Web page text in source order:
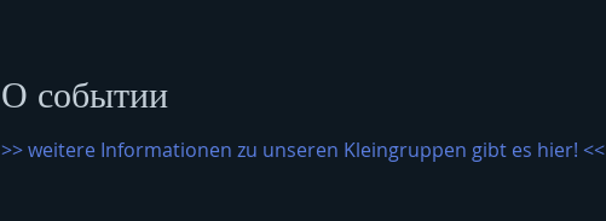
О событии
>> weitere Informationen zu unseren Kleingruppen gibt es hier! <<